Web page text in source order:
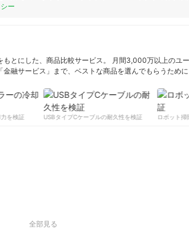
ー
もとにした、商品比較サービス。 月間3,000万以上のユ
融サービス」まで、ベストな商品を選んでもらうため
ィール
を検証
USBタイプCケーブルの耐久性を検証 ロボット掃
全部見る